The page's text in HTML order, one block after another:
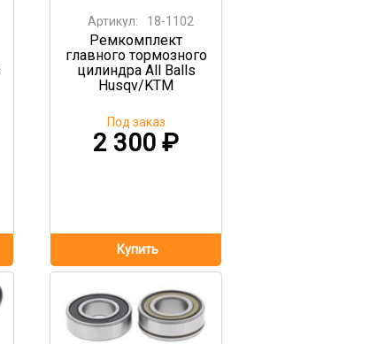
Артикул: 18-1102
Ремкомплект
главного тормозного
цилиндра All Balls
Husqv/KTM
2 300 ₽
Под заказ